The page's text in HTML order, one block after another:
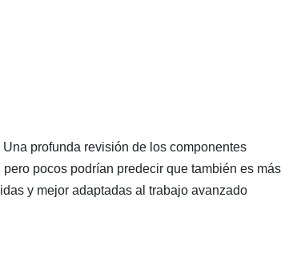
profunda revisión de los componentes
pocos podrían predecir que también es más
y mejor adaptadas al trabajo avanzado